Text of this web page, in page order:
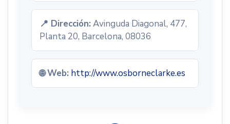
📍 Dirección: Avinguda Diagonal, 477,
Planta 20, Barcelona, 08036
🌐 Web: http://www.osborneclarke.es